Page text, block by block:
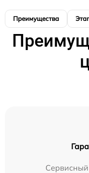
Преимущества
Сервисный